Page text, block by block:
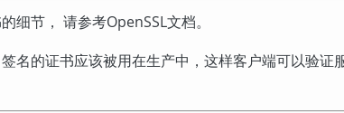
细节， 请参考OpenSSL文档。
签名的证书应该被用在生产中，这样客户端可以验证